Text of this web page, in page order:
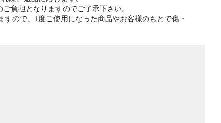
負担となりますのでご了承下さい。
ので、1度ご使用になった商品やお客様のもとで傷・